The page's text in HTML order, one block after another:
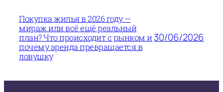
Покупка жилья в 2026 году —
мираж или всё ещё реальный
план? Что происходит с рынком и
почему аренда превращается в
ловушку
30/06/2026